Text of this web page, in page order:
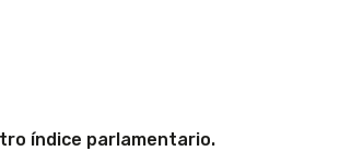
índice parlamentario.